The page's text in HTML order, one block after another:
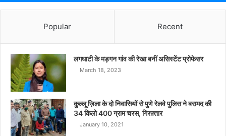
Popular Recent
लगघाटी के मड़गन गांव की रेखा बनीं असिस्टेंट प्रोफेसर
March 18, 2023
कुल्लू ज़िला के दो निवासियों से पुणे रेलवे पुलिस ने बरामद की
34 किलो 400 ग्राम चरस, गिरफ़्तार
January 10, 2021